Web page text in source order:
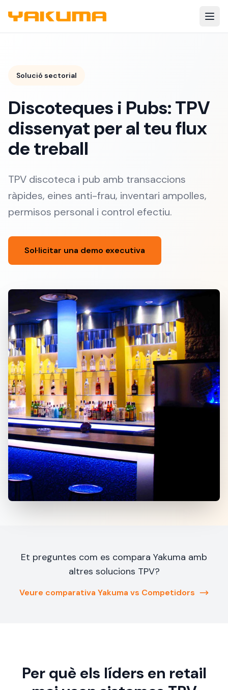
Solució sectorial
Discoteques i Pubs: TPV
dissenyat per al teu flux
de treball
TPV discoteca i pub amb transaccions
ràpides, eines anti-frau, inventari ampolles,
permisos personal i control efectiu.
Sol·licitar una demo executiva
Et preguntes com es compara Yakuma amb
altres solucions TPV?
Veure comparativa Yakuma vs Competidors
Per què els líders en retail